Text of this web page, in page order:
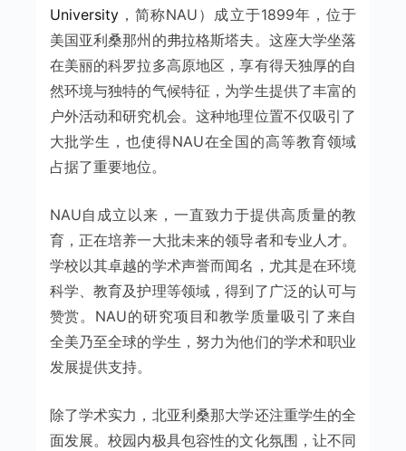
University，简称NAU）成立于1899年，位于
美国亚利桑那州的弗拉格斯塔夫。这座大学坐落
在美丽的科罗拉多高原地区，享有得天独厚的自
然环境与独特的气候特征，为学生提供了丰富的
户外活动和研究机会。这种地理位置不仅吸引了
大批学生，也使得NAU在全国的高等教育领域
占据了重要地位。
NAU自成立以来，一直致力于提供高质量的教
育，正在培养一大批未来的领导者和专业人才。
学校以其卓越的学术声誉而闻名，尤其是在环境
科学、教育及护理等领域，得到了广泛的认可与
赞赏。NAU的研究项目和教学质量吸引了来自
全美乃至全球的学生，努力为他们的学术和职业
发展提供支持。
除了学术实力，北亚利桑那大学还注重学生的全
面发展。校园内极具包容性的文化氛围，让不同